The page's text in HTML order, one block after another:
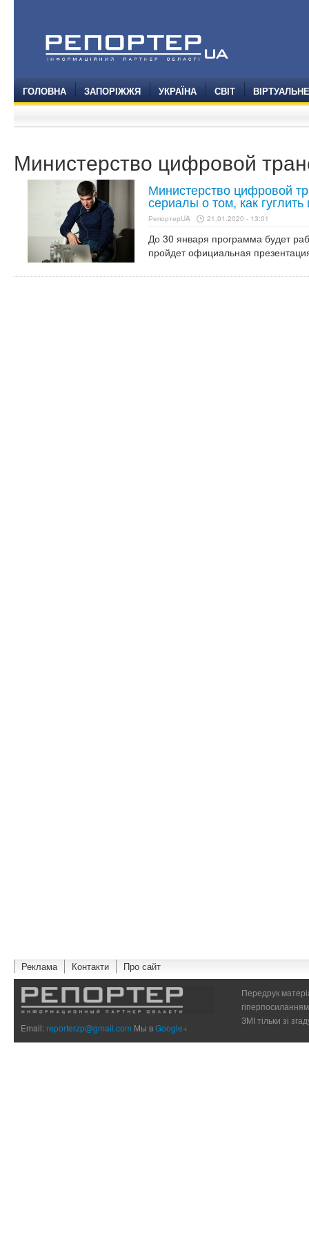
ГОЛОВНА ЗАПОРІЖЖЯ УКРАЇНА СВІТ
Министерство цифровой
Министерство цифровой
сериалы о том, как
РепортерUA 21.01.2020 - 13:01
До 30 января программа будет
пройдет официальная
Реклама Контакти Про сайт
Email:reporterzp@gmail.com Мы вGoogle+
Передрук
ЗМІ тільки зі